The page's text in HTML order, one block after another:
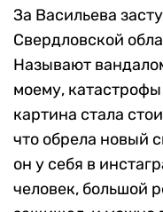
За Васильева
Свердловской
Называют
моему,
картина стала
что обрела новый
он у себя в
человек, большой